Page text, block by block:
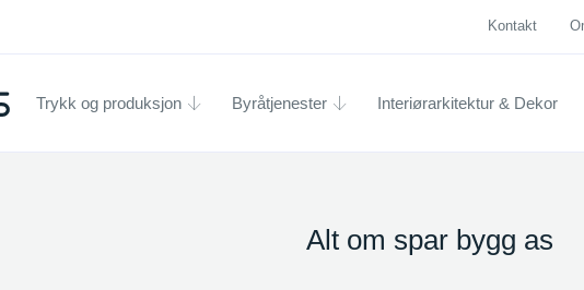
Kontakt
Trykk og produksjon Byråtjenester Interiørarkitektur & Dekor
Alt om spar bygg as